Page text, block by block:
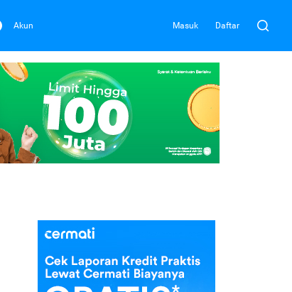
Akun Masuk Daftar